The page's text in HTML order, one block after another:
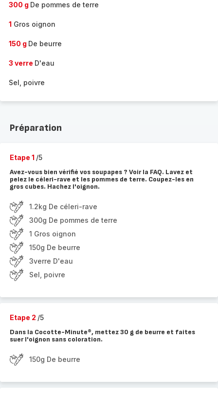
300 g De pommes de terre
1 Gros oignon
150 g De beurre
3 verre D'eau
Sel, poivre
Préparation
Etape 1 /5
Avez-vous bien vérifié vos soupapes ? Voir la FAQ. Lavez et
pelez le céleri-rave et les pommes de terre. Coupez-les en
gros cubes. Hachez l'oignon.
1.2kg De céleri-rave
300g De pommes de terre
1 Gros oignon
150g De beurre
3verre D'eau
Sel, poivre
Etape 2 /5
Dans la Cocotte-Minute®, mettez 30 g de beurre et faites
suer l'oignon sans coloration.
150g De beurre